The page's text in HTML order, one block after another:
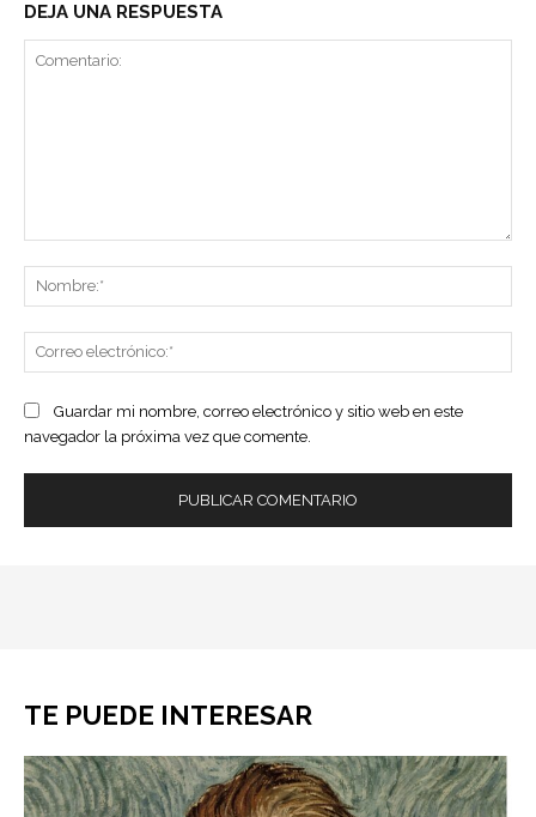
DEJA UNA RESPUESTA
Guardar mi nombre, correo electrónico y sitio web en este
navegador la próxima vez que comente.
TE PUEDE INTERESAR